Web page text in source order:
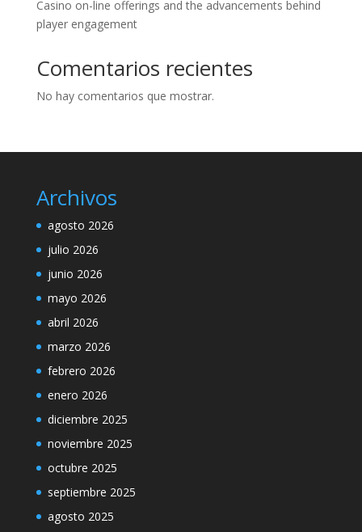
Casino on-line offerings and the advancements behind
player engagement
Comentarios recientes
No hay comentarios que mostrar.
Archivos
agosto 2026
julio 2026
junio 2026
mayo 2026
abril 2026
marzo 2026
febrero 2026
enero 2026
diciembre 2025
noviembre 2025
octubre 2025
septiembre 2025
agosto 2025